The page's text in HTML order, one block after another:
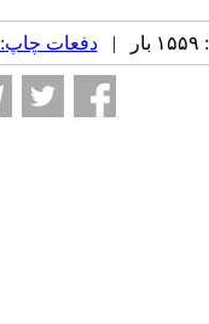
دفعات چاپ: ۷۶ بار